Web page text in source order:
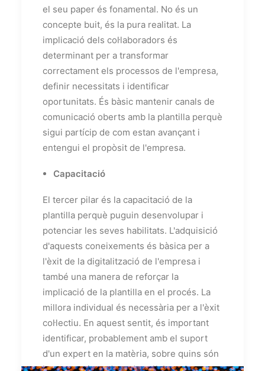
el seu paper és fonamental. No és un
concepte buit, és la pura realitat. La
implicació dels col·laboradors és
determinant per a transformar
correctament els processos de l'empresa,
definir necessitats i identificar
oportunitats. És bàsic mantenir canals de
comunicació oberts amb la plantilla perquè
sigui partícip de com estan avançant i
entengui el propòsit de l'empresa.
Capacitació
El tercer pilar és la capacitació de la
plantilla perquè puguin desenvolupar i
potenciar les seves habilitats. L'adquisició
d'aquests coneixements és bàsica per a
l'èxit de la digitalització de l'empresa i
també una manera de reforçar la
implicació de la plantilla en el procés. La
millora individual és necessària per a l'èxit
col·lectiu. En aquest sentit, és important
identificar, probablement amb el suport
d'un expert en la matèria, sobre quins són